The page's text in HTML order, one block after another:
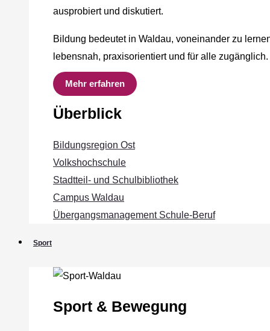
ausprobiert und diskutiert.
Bildung bedeutet in Waldau, voneinander zu
lebensnah, praxisorientiert und für alle zugänglich.
Mehr erfahren
Überblick
Bildungsregion Ost
Volkshochschule
Stadtteil- und Schulbibliothek
Campus Waldau
Übergangsmanagement Schule‐Beruf
Sport
Sport & Bewegung